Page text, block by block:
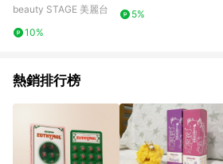
beauty STAGE 美麗台
10%
5%
熱銷排行榜